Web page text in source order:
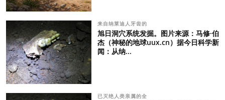
来自纳莱迪人牙齿的
旭日洞穴系统发掘。图片来源：马修·伯
杰（神秘的地球uux.cn）据今日科学新
闻：从纳...
已灭绝人类亲属的全